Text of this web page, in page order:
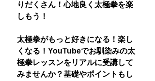
りだくさん！心地良く太極拳を楽
しもう！
太極拳がもっと好きになる！楽し
くなる！YouTubeでお馴染みの太
極拳レッスンをリアルに受講して
みませんか？基礎やポイントもし